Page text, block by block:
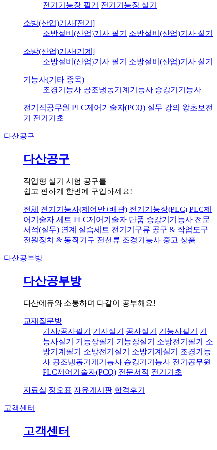
전기기능장 필기
전기기능장 실기
소방(산업)기사[전기]
소방설비(산업)기사 필기
소방설비(산업)기사 실기
소방(산업)기사[기계]
소방설비(산업)기사 필기
소방설비(산업)기사 실기
기능사(기타 종목)
조경기능사 공조냉동기계기능사 승강기기능사
전기직공무원 PLC제어기술자(PCQ) 실무 강의 왕초보전
기
전기기초
다산공구
다산공구
작업형 실기 시험 공구를
쉽고 편하게 한번에 구입하세요!
전체 전기기능사(제어반+배관) 전기기능장(PLC) PLC제
어기술자 세트 PLC제어기술자 단품 승강기기능사 전문
서적(실무) 연계 실습세트 전기기구류 공구 & 작업도구
전원장치 & 동작기구 전선류 조경기능사 중고 상품
다산공부방
다산공부방
다산에듀와 소통하며 다같이 공부해요!
교재질문방
기사/공사필기
기사실기 공사실기 기능사필기
기
능사실기
기능장필기 기능장실기 소방전기필기
소
방기계필기
소방전기실기 소방기계실기
조경기능
사 공조냉동기계기능사 승강기기능사 전기공무원
PLC제어기술자(PCQ) 전문서적 전기기초
자료실 정오표 자유게시판 합격후기
고객센터
고객센터